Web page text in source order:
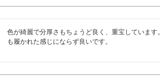
色が綺麗で分厚さもちょうど良く、重宝していま
も履かれた感じにならず良いです。